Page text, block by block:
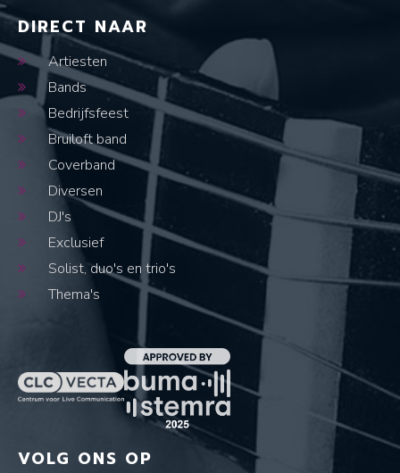
DIRECT NAAR
Artiesten
Bands
Bedrijfsfeest
Bruiloft band
Coverband
Diversen
DJ's
Exclusief
Solist, duo's en trio's
Thema's
VOLG ONS OP